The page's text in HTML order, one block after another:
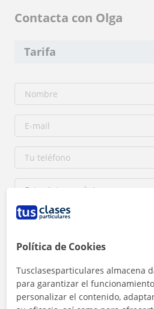
Contacta con Olga
Tarifa
Contactar
Política de Cookies
Tusclasesparticulares almacena
para garantizar el
personalizar el contenido,